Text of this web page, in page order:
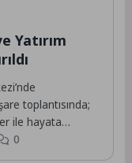
Yatırım
toplantısında;
ile hayata
0